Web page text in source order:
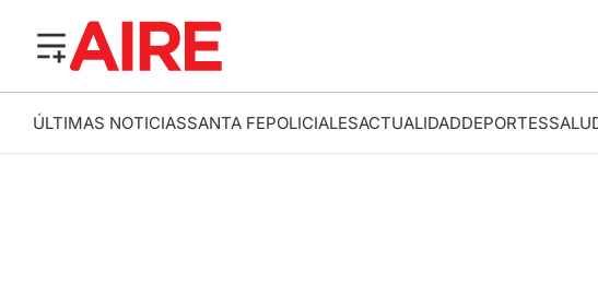
ÚLTIMAS NOTICIASSANTA FEPOLICIALESACTUALIDADDEPORTES